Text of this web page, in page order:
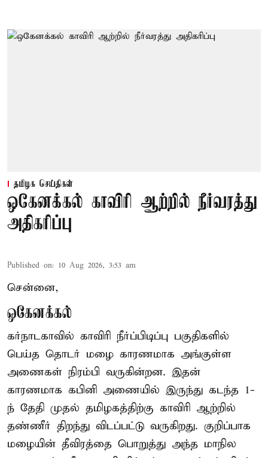
தமிழக செய்திகள்
ஒகேனக்கல் காவிரி ஆற்றில் நீர்வரத்து
அதிகரிப்பு
Published on: 10 Aug 2026, 3:53 am
சென்னை,
ஒகேனக்கல்
கர்நாடகாவில் காவிரி நீர்ப்பிடிப்பு பகுதிகளில்
பெய்த தொடர் மழை காரணமாக அங்குள்ள
அணைகள் நிரம்பி வருகின்றன. இதன்
காரணமாக கபினி அணையில் இருந்து கடந்த 1-
ந் தேதி முதல் தமிழகத்திற்கு காவிரி ஆற்றில்
தண்ணீர் திறந்து விடப்பட்டு வருகிறது. குறிப்பாக
மழையின் தீவிரத்தை பொறுத்து அந்த மாநில